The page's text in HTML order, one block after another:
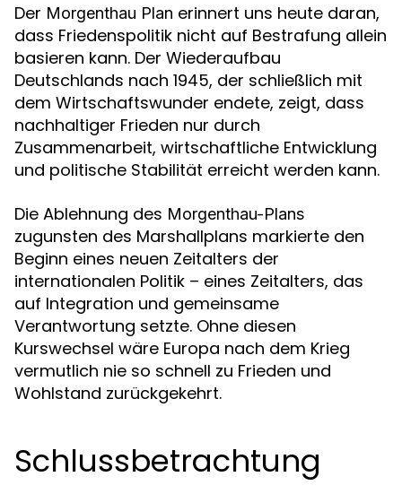
Der Morgenthau Plan erinnert uns heute daran,
dass Friedenspolitik nicht auf Bestrafung allein
basieren kann. Der Wiederaufbau
Deutschlands nach 1945, der schließlich mit
dem Wirtschaftswunder endete, zeigt, dass
nachhaltiger Frieden nur durch
Zusammenarbeit, wirtschaftliche Entwicklung
und politische Stabilität erreicht werden kann.
Die Ablehnung des Morgenthau-Plans
zugunsten des Marshallplans markierte den
Beginn eines neuen Zeitalters der
internationalen Politik – eines Zeitalters, das
auf Integration und gemeinsame
Verantwortung setzte. Ohne diesen
Kurswechsel wäre Europa nach dem Krieg
vermutlich nie so schnell zu Frieden und
Wohlstand zurückgekehrt.
Schlussbetrachtung